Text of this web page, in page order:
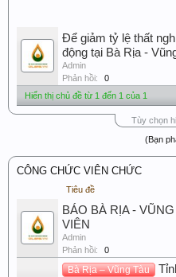
Để giảm tỷ lệ thất
động tại Bà Rịa -
Admin
Phản hồi:
0
Hiển thị chủ đề từ 1 đến 1 của 1
Tùy chọn
(Bạn
CÔNG CHỨC VIÊN CHỨC
Tiêu đề
BÁO BÀ RỊA -
VIÊN
Admin
Phản hồi:
0
Bà Rịa – Vũng Tàu